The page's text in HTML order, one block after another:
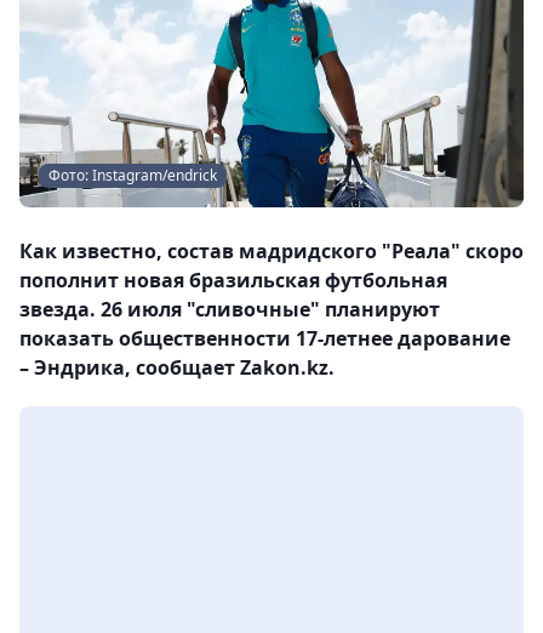
Фото: Instagram/endrick
Как известно, состав мадридского "Реала" скоро
пополнит новая бразильская футбольная
звезда. 26 июля "сливочные" планируют
показать общественности 17-летнее дарование
– Эндрика, сообщает Zakon.kz.